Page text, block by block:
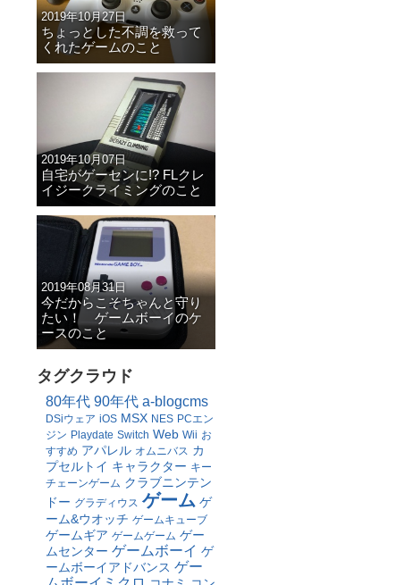
2019年10月27日
ちょっとした不調を救って
くれたゲームのこと
2019年10月07日
自宅がゲーセンに!? FLクレ
イジークライミングのこと
2019年08月31日
今だからこそちゃんと守り
たい！ ゲームボーイのケ
ースのこと
タグクラウド
80年代 90年代 a-blogcms
DSiウェア iOS MSX NES PCエン
ジン Playdate Switch Web Wii お
すすめ アパレル オムニバス カ
プセルトイ キャラクター キー
チェーンゲーム クラブニンテン
ドー グラディウス ゲーム ゲ
ーム&ウオッチ ゲームキューブ
ゲームギア ゲームゲーム ゲー
ムセンター ゲームボーイ ゲ
ームボーイアドバンス ゲー